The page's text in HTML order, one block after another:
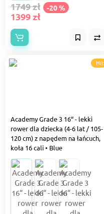
1749 zł -20 %
1399 zł
Hit
Academy Grade 3 16“ - lekki
rower dla dziecka (4-6 lat / 105-
120 cm) z napędem na łańcuch,
koła 16 cali • Blue